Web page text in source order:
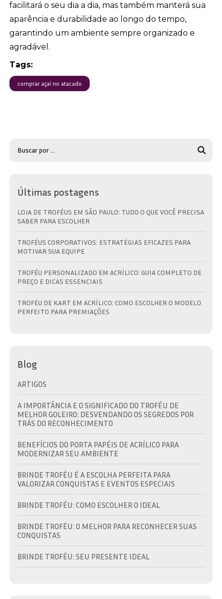
facilitará o seu dia a dia, mas também manterá sua
aparência e durabilidade ao longo do tempo,
garantindo um ambiente sempre organizado e
agradável.
Tags:
comprar açaí no atacado
Últimas postagens
LOJA DE TROFÉUS EM SÃO PAULO: TUDO O QUE VOCÊ PRECISA
SABER PARA ESCOLHER
TROFÉUS CORPORATIVOS: ESTRATÉGIAS EFICAZES PARA
MOTIVAR SUA EQUIPE
TROFÉU PERSONALIZADO EM ACRÍLICO: GUIA COMPLETO DE
PREÇO E DICAS ESSENCIAIS
TROFÉU DE KART EM ACRÍLICO: COMO ESCOLHER O MODELO
PERFEITO PARA PREMIAÇÕES
Blog
ARTIGOS
A IMPORTÂNCIA E O SIGNIFICADO DO TROFÉU DE
MELHOR GOLEIRO: DESVENDANDO OS SEGREDOS POR
TRÁS DO RECONHECIMENTO
BENEFÍCIOS DO PORTA PAPÉIS DE ACRÍLICO PARA
MODERNIZAR SEU AMBIENTE
BRINDE TROFÉU É A ESCOLHA PERFEITA PARA
VALORIZAR CONQUISTAS E EVENTOS ESPECIAIS
BRINDE TROFÉU: COMO ESCOLHER O IDEAL
BRINDE TROFÉU: O MELHOR PARA RECONHECER SUAS
CONQUISTAS
BRINDE TROFÉU: SEU PRESENTE IDEAL